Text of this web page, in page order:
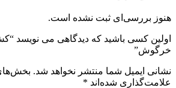
هنوز بررسی‌ای ثبت نشده است.
اولین کسی باشید که دیدگاهی می نویسد
خرگوش”
نشانی ایمیل شما منتشر نخواهد شد.
علامت‌گذاری شده‌اند *